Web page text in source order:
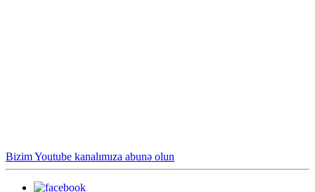
Bizim Youtube kanalımıza abunə olun